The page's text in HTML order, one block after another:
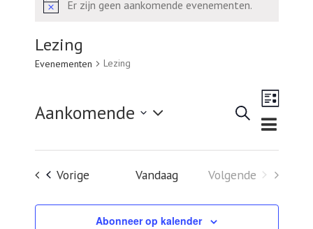
BerichtEr zijn geen aankomende evenementen.
Lezing
Evenementen Lezing
Evenementen
weergeven
Zoeken
navigatie
Lijst
Aankomende
een
datum.
Vorige Evenementen
Vandaag
Volgende
Abonneer op kalender